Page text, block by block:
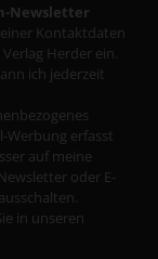
Newsletter
Kontaktdaten
Herder ein.
ich jederzeit
Werbung erfasst
auf meine
oder E-
in unseren